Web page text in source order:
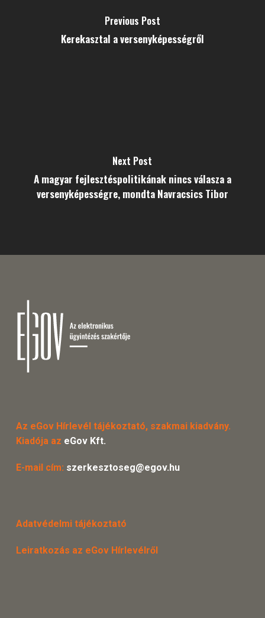
Previous Post
Kerekasztal a versenyképességről
Next Post
A magyar fejlesztéspolitikának nincs válasza a
versenyképességre, mondta Navracsics Tibor
Az eGov Hírlevél tájékoztató, szakmai kiadvány.
Kiadója az eGov Kft.
E-mail cím: szerkesztoseg@egov.hu
Adatvédelmi tájékoztató
Leiratkozás az eGov Hírlevélről